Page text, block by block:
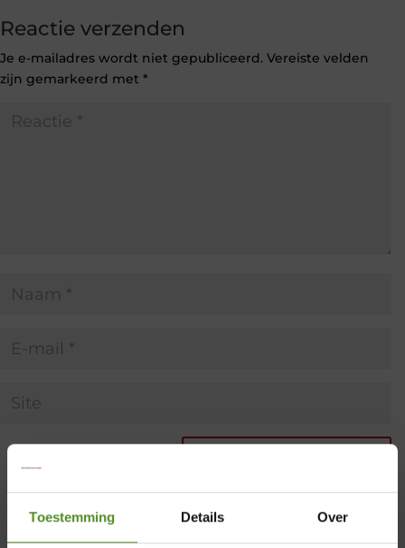
Toestemming Details Over
Reactie verzenden
Je e-mailadres wordt niet gepubliceerd. Vereiste velden
zijn gemarkeerd met *